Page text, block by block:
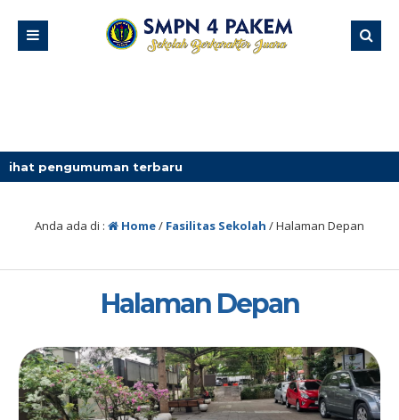
terbaru
Anda ada di : Home/ Fasilitas Sekolah /Halaman Depan
Halaman Depan